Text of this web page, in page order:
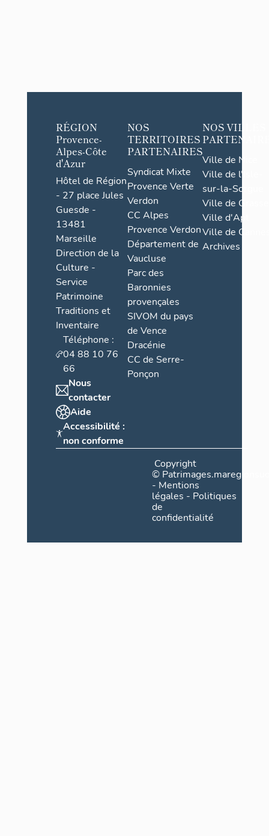
RÉGION
Provence-
Alpes-Côte
d'Azur
Hôtel de Région
- 27 place Jules
Guesde -
13481
Marseille
Direction de la
Culture -
Service
Patrimoine
Traditions et
Inventaire
Téléphone :
04 88 10 76
66
Nous
contacter
Aide
Accessibilité :
non conforme
NOS
TERRITOIRES
PARTENAIRES
Syndicat Mixte
Provence Verte
Verdon
CC Alpes
Provence Verdon
Département de
Vaucluse
Parc des
Baronnies
provençales
SIVOM du pays
de Vence
Dracénie
CC de Serre-
Ponçon
NOS VILLES
Ville de Nice
Ville de l'Isle-
sur-la-Sorgue
Ville de Grasse
Ville d'Apt
Ville de
Archives
Copyright
©
- Mentions
légales - Politiques
de
confidentialité